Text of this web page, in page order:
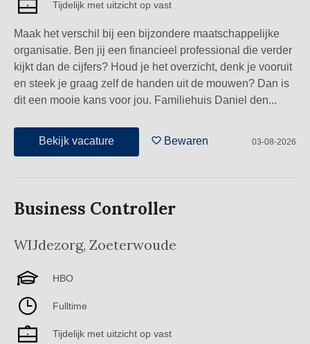
Tijdelijk met uitzicht op vast
Maak het verschil bij een bijzondere maatschappelijke
organisatie. Ben jij een financieel professional die verder
kijkt dan de cijfers? Houd je het overzicht, denk je vooruit
en steek je graag zelf de handen uit de mouwen? Dan is
dit een mooie kans voor jou. Familiehuis Daniel den...
Bekijk vacature Bewaren 03-08-2026
Business Controller
WIJdezorg, Zoeterwoude
HBO
Fulltime
Tijdelijk met uitzicht op vast